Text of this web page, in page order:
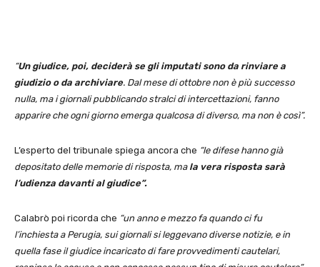
“Un giudice, poi, deciderà se gli imputati sono da rinviare a
giudizio o da archiviare. Dal mese di ottobre non è più successo
nulla, ma i giornali pubblicando stralci di intercettazioni, fanno
apparire che ogni giorno emerga qualcosa di diverso, ma non è così”.
L’esperto del tribunale spiega ancora che “le difese hanno già
depositato delle memorie di risposta, ma la vera risposta sarà
l’udienza davanti al giudice”.
Calabrò poi ricorda che “un anno e mezzo fa quando ci fu
l’inchiesta a Perugia, sui giornali si leggevano diverse notizie, e in
quella fase il giudice incaricato di fare provvedimenti cautelari,